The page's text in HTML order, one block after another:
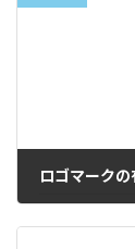
ロゴマーク